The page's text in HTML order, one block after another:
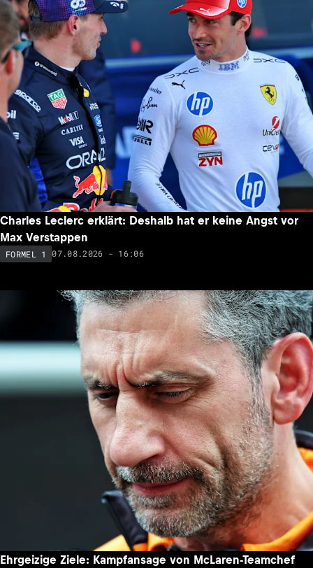
Charles Leclerc erklärt: Deshalb hat er keine Angst vor
Max Verstappen
FORMEL 1 07.08.2026 - 16:06
Ehrgeizige Ziele: Kampfansage von McLaren-Teamchef